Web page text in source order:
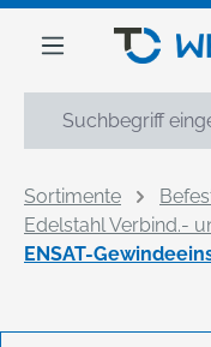
springen
Sortimente
Edelstahl Verbind.-
ENSAT-